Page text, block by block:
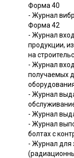
Форма 40
- Журнал
Форма 42
- Журнал
продукции,
на
- Журнал
получаемых
- Журнал
- Журнал
- Журнал
болтах с
- Журнал для